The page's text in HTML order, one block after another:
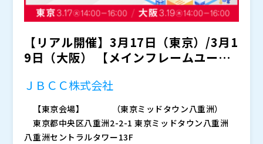
【リアル開催】3月17日（東京）/3月1
9日（大阪） 【メインフレームユーザ
ＪＢＣＣ株式会社
【東京会場】
（東京ミッドタウン八重洲）
東京都中央区八重洲2-2-1 東京ミッドタウン八重洲
八重洲セントラルタワー13F